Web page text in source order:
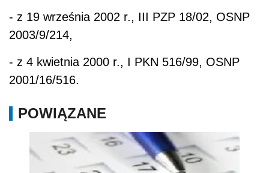
- z 19 września 2002 r., III PZP 18/02, OSNP
2003/9/214,
- z 4 kwietnia 2000 r., I PKN 516/99, OSNP
2001/16/516.
POWIĄZANE